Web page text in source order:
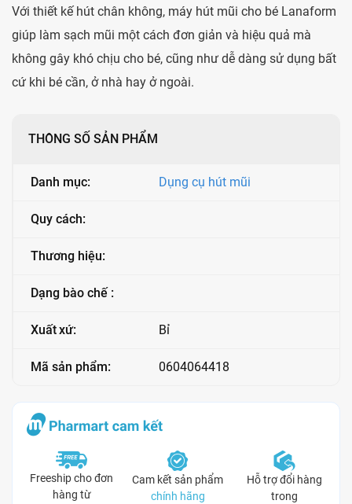
Với thiết kế hút chân không, máy hút mũi cho bé Lanaform
giúp làm sạch mũi một cách đơn giản và hiệu quả mà
không gây khó chịu cho bé, cũng như dễ dàng sử dụng bất
cứ khi bé cần, ở nhà hay ở ngoài.
THÔNG SỐ SẢN PHẨM
Danh mục: Dụng cụ hút mũi
Quy cách:
Thương hiệu:
Dạng bào chế :
Xuất xứ: Bỉ
Mã sản phẩm: 0604064418
Freeship cho đơn
hàng từ
Cam kết sản phẩm
chính hãng
Hỗ trợ đổi hàng
trong